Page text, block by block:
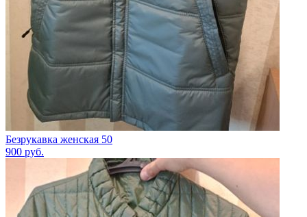
Безрукавка женская 50
900 руб.